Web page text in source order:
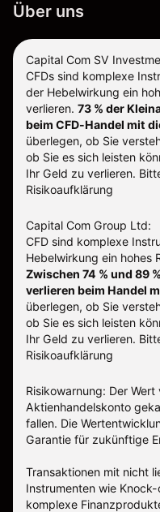
Über uns
Capital Com SV
CFDs sind komplexe
der Hebelwirkung ein
verlieren. 73 % der
beim CFD-Handel mit
überlegen, ob Sie
ob Sie es sich leisten
Ihr Geld zu verlieren.
Risikoaufklärung
Capital Com Group Ltd:
CFD sind komplexe
Hebelwirkung ein hohes
Zwischen 74 % und 89
verlieren beim Handel
überlegen, ob Sie
ob Sie es sich leisten
Ihr Geld zu verlieren.
Risikoaufklärung
Risikowarnung: Der
Aktienhandelskonto
fallen. Die
Garantie für zukünftige
Transaktionen mit nicht
Instrumenten wie
komplexe